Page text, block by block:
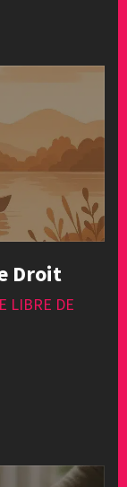
Droit
LIBRE DE